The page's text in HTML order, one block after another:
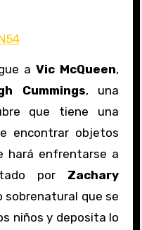
aVic McQueen,
Cummings, una
que tiene una
encontrar objetos
hará enfrentarse a
por Zachary
sobrenatural que se
niños y deposita lo